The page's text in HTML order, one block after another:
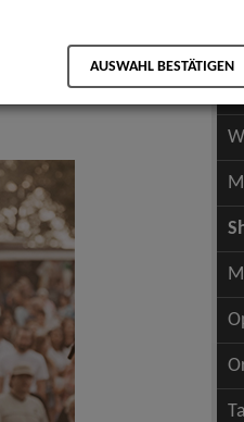
AUSWAHL BESTÄTIGEN